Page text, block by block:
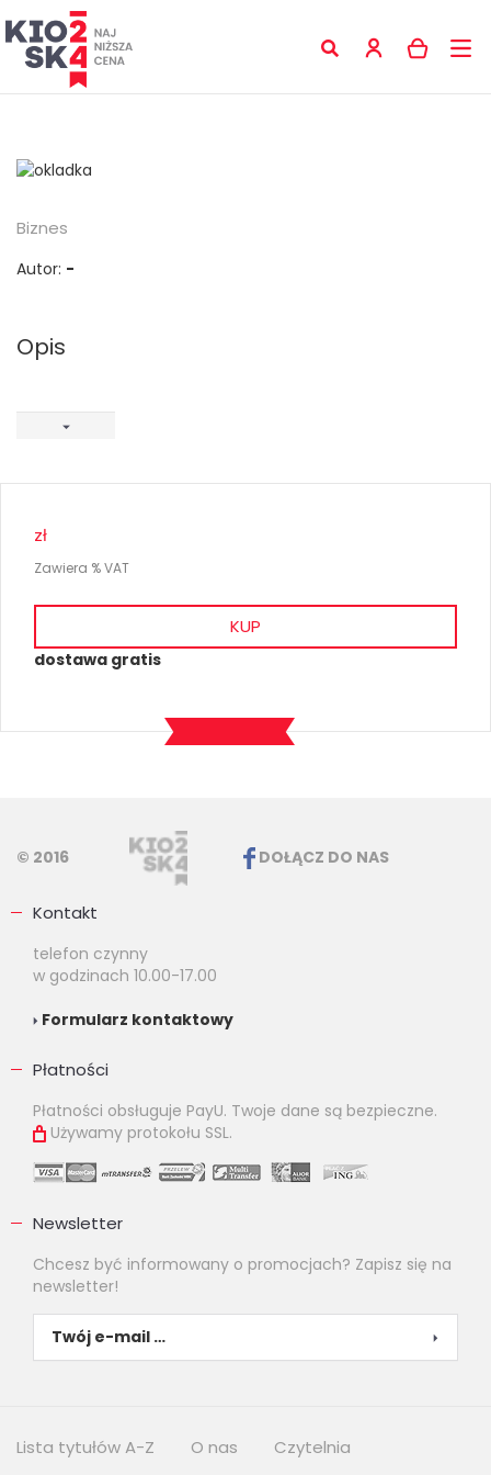
Biznes
Autor: -
Opis
zł
Zawiera % VAT
KUP
dostawa gratis
© 2016 DOŁĄCZ DO NAS
Kontakt
telefon czynny
w godzinach 10.00-17.00
Formularz kontaktowy
Płatności
Płatności obsługuje PayU. Twoje dane są bezpieczne.
Używamy protokołu SSL.
Newsletter
Chcesz być informowany o promocjach? Zapisz się na
newsletter!
Lista tytułów A-Z O nas Czytelnia